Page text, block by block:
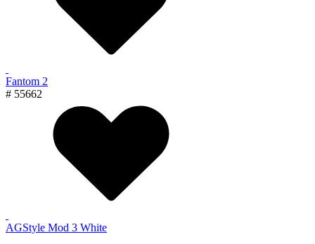
Fantom 2
# 55662
AGStyle Mod 3 White